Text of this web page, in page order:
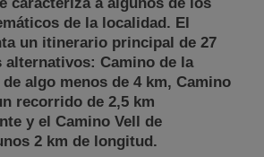
de la localidad. El
un itinerario principal de 27
alternativos: Camino de la
algo menos de 4 km, Camino
recorrido de 2,5 km
y el Camino Vell de
2 km de longitud.